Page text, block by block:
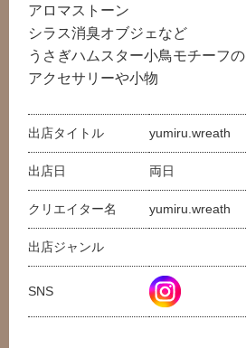
アロマストーン
シラス消臭オブジェなど
うさぎハムスター小鳥モチーフの
アクセサリーや小物
出店タイトル yumiru.wreath
出店日 両日
クリエイター名 yumiru.wreath
出店ジャンル
SNS
共有方法を選択